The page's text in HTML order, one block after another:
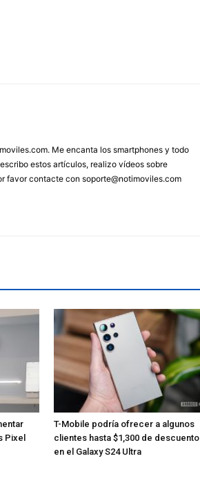
Me encanta los smartphones y todo
estos artículos, realizo vídeos sobre
favor contacte con soporte@notimoviles.com
Pixel
T-Mobile podría ofrecer a algunos
clientes hasta $1,300 de descuento
en el Galaxy S24 Ultra